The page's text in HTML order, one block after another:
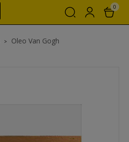
0
Oleo Van Gogh